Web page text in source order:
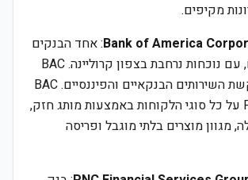
מקיפים.
Bank of America: אחד הבנקים
הגדולים בעולם, עם נוכחות נרחבת בצפון קרוליינה. BAC
מציעה את כל קשת השירותים הבנקאיים והפיננסיים. BAC
מתחרה ב-PEBK על כל סוגי הלקוחות באמצעות מותג חזק,
מגוון מוצרים בלתי מוגבל ופריסה